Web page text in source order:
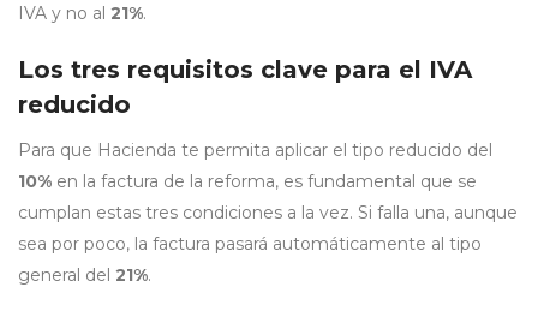
IVA y no al 21%.
Los tres requisitos clave para el IVA
reducido
Para que Hacienda te permita aplicar el tipo reducido del
10% en la factura de la reforma, es fundamental que se
cumplan estas tres condiciones a la vez. Si falla una, aunque
sea por poco, la factura pasará automáticamente al tipo
general del 21%.